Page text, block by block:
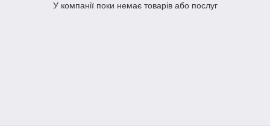
У компанії поки немає товарів або послуг